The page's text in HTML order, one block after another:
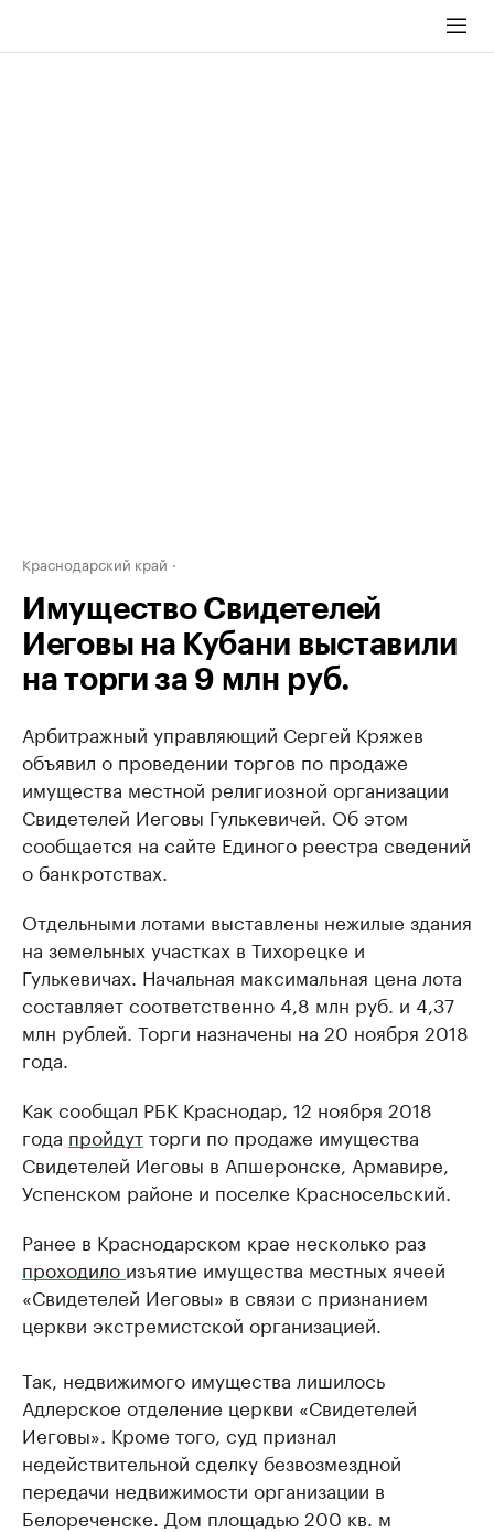
Краснодарский край
Имущество Свидетелей
Иеговы на Кубани выставили
на торги за 9 млн руб.
Арбитражный управляющий Сергей Кряжев
объявил о проведении торгов по продаже
имущества местной религиозной организации
Свидетелей Иеговы Гулькевичей. Об этом
сообщается на сайте Единого реестра сведений
о банкротствах.
Отдельными лотами выставлены нежилые здания
на земельных участках в Тихорецке и
Гулькевичах. Начальная максимальная цена лота
составляет соответственно 4,8 млн руб. и 4,37
млн рублей. Торги назначены на 20 ноября 2018
года.
Как сообщал РБК Краснодар, 12 ноября 2018
года пройдутторги по продаже имущества
Свидетелей Иеговы в Апшеронске, Армавире,
Успенском районе и поселке Красносельский.
Ранее в Краснодарском крае несколько раз
проходило изъятие имущества местных ячеей
«Свидетелей Иеговы» в связи с признанием
церкви экстремистской организацией.
Так, недвижимого имущества лишилось
Адлерское отделение церкви «Свидетелей
Иеговы». Кроме того, суд признал
недействительной сделку безвозмездной
передачи недвижимости организации в
Белореченске. Дом площадью 200 кв. м